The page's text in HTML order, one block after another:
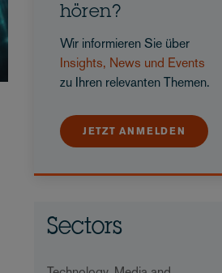
hören?
Wir informieren Sie über
Insights, News und Events
zu Ihren relevanten Themen.
JETZT ANMELDEN
Sectors